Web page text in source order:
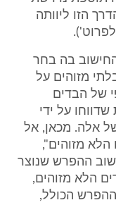
קטן של 30 ש"ח. הדרך הזו ליוותה
בה בחר
מזוהים על
של הבדים
על ידי
אלה. מכאן, אל
מזוהים",
ההפרש שנוצר
הלא מזוהים,
ההפרש הכולל,